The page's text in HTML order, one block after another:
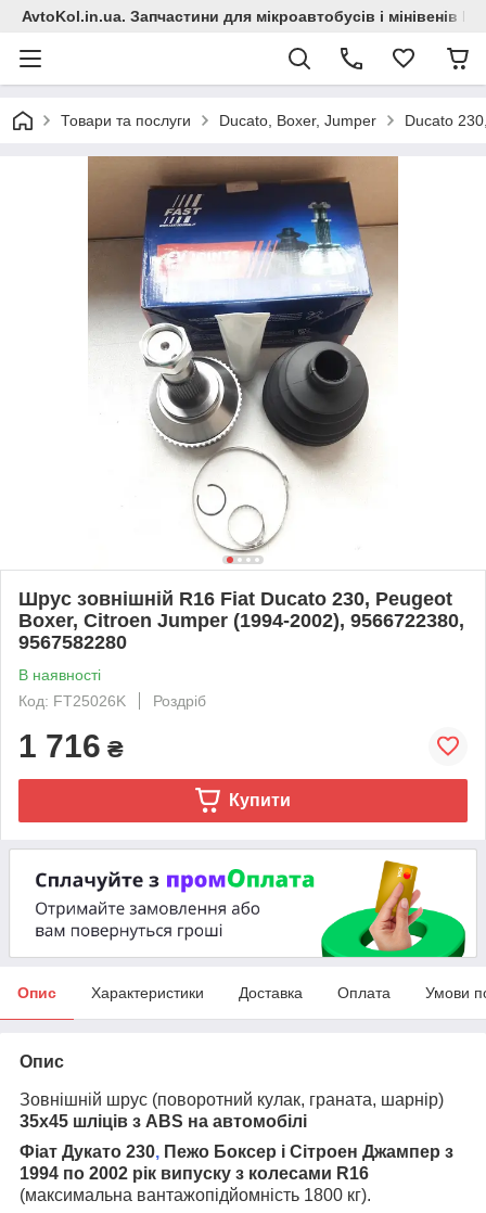
AvtoKol.in.ua. Запчастини для мікроавтобусів і мінівенів
Товари та послуги Ducato, Boxer, Jumper Ducato
Шрус зовнішній R16 Fiat Ducato 230, Peugeot
Boxer, Citroen Jumper (1994-2002), 9566722380,
9567582280
В наявності
Код: FT25026K
Роздріб
1 716 ₴
Купити
Опис Характеристики Доставка Оплата Умови
Опис
Зовнішній шрус (поворотний кулак, граната, шарнір)
35х45 шліців з ABS на автомобілі
Фіат Дукато 230, Пежо Боксер і Сітроен Джампер з
1994 по 2002 рік випуску з колесами R16
(максимальна вантажопідйомність 1800 кг).